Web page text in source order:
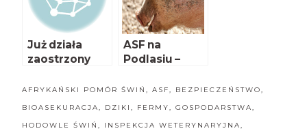
Już działa
zaostrzony
bioasekuracji
ASF na
Podlasiu –
proponuje
budowę
AFRYKAŃSKI POMÓR ŚWIŃ,ASF, BEZPIECZEŃSTWO,
BIOASEKURACJA, DZIKI, FERMY,GOSPODARSTWA,
HODOWLE ŚWIŃ, INSPEKCJA WETERYNARYJNA,